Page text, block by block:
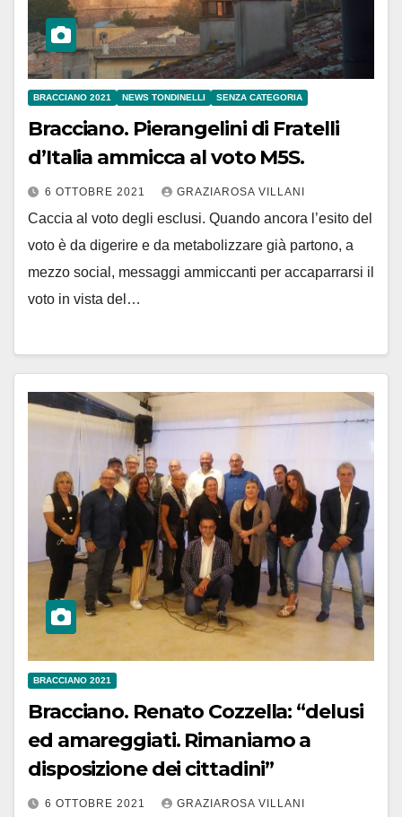
BRACCIANO 2021 NEWS TONDINELLI SENZA CATEGORIA
Bracciano. Pierangelini di Fratelli
d’Italia ammicca al voto M5S.
6 OTTOBRE 2021 GRAZIAROSA VILLANI
Caccia al voto degli esclusi. Quando ancora l’esito del
voto è da digerire e da metabolizzare già partono, a
mezzo social, messaggi ammiccanti per accaparrarsi il
voto in vista del…
BRACCIANO 2021
Bracciano. Renato Cozzella: “delusi
ed amareggiati. Rimaniamo a
disposizione dei cittadini”
6 OTTOBRE 2021 GRAZIAROSA VILLANI